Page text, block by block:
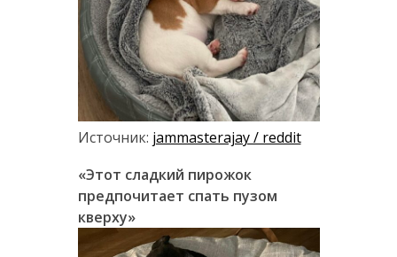
Источник: jammasterajay / reddit
«Этот сладкий пирожок
предпочитает спать пузом
кверху»